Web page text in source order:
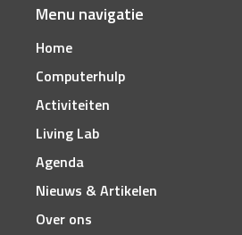
Menu navigatie
Home
Computerhulp
Activiteiten
Living Lab
Agenda
Nieuws & Artikelen
Over ons